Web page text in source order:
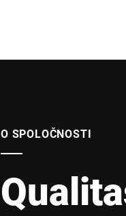
O SPOLOČNOSTI